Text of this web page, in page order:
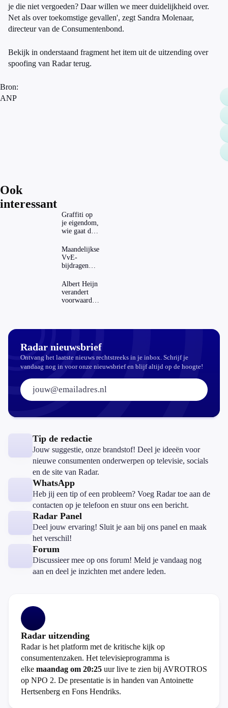
je die niet vergoeden? Daar willen we meer duidelijkheid over.
Net als over toekomstige gevallen', zegt Sandra Molenaar,
directeur van de Consumentenbond.
Bekijk in onderstaand fragment het item uit de uitzending over
spoofing van Radar terug.
Bron:
ANP
Ook
interessant
Graffiti op
je eigendom,
wie gaat dat
Maandelijkse
VvE-
bijdragen
dat invloed
op je
hypotheek?
Albert Heijn
verandert
voorwaarden
Radar nieuwsbrief
Ontvang het laatste nieuws rechtstreeks in je inbox. Schrijf je
vandaag nog in voor onze nieuwsbrief en blijf altijd op de hoogte!
E-mailadres:
Tip de redactie
Jouw suggestie, onze brandstof! Deel je ideeën voor
nieuwe consumenten onderwerpen op televisie, socials
en de site van Radar.
WhatsApp
Heb jij een tip of een probleem? Voeg Radar toe aan de
contacten op je telefoon en stuur ons een bericht.
Radar Panel
Deel jouw ervaring! Sluit je aan bij ons panel en maak
het verschil!
Forum
Discussieer mee op ons forum! Meld je vandaag nog
aan en deel je inzichten met andere leden.
Radar uitzending
Radar is het platform met de kritische kijk op
consumentenzaken. Het televisieprogramma is
elke maandag om 20:25 uur live te zien bij AVROTROS
op NPO 2. De presentatie is in handen van Antoinette
Hertsenberg en Fons Hendriks.